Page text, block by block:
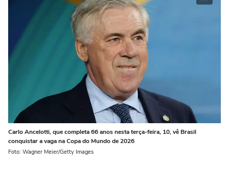
Carlo Ancelotti, que completa 66 anos nesta terça-feira, 10, vê Brasil
conquistar a vaga na Copa do Mundo de 2026
Foto: Wagner Meier/Getty Images